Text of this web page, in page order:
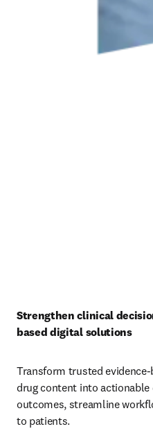
Strengthen clinical
based digital solutions
Transform trusted
drug content into
outcomes, streamline
to patients.